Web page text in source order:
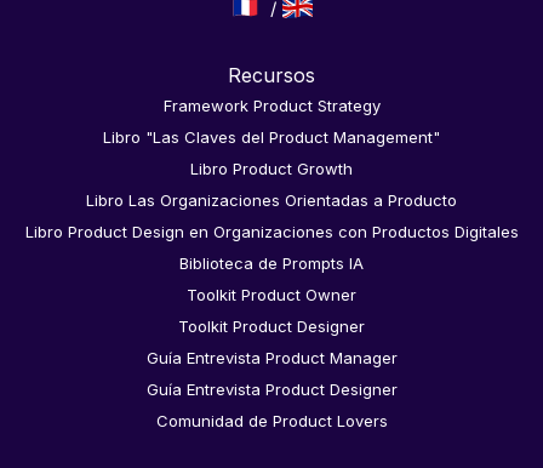
Recursos
Framework Product Strategy
Libro "Las Claves del Product Management"
Libro Product Growth
Libro Las Organizaciones Orientadas a Producto
Libro Product Design en Organizaciones con Productos Digitales
Biblioteca de Prompts IA
Toolkit Product Owner
Toolkit Product Designer
Guía Entrevista Product Manager
Guía Entrevista Product Designer
Comunidad de Product Lovers